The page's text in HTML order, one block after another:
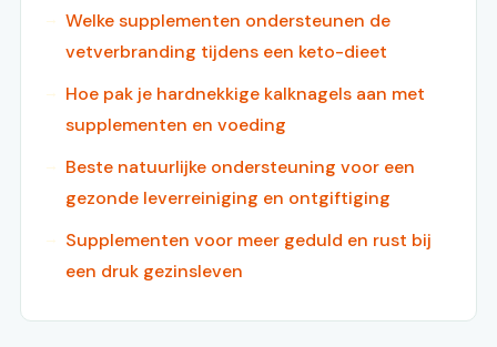
Welke supplementen ondersteunen de
vetverbranding tijdens een keto-dieet
Hoe pak je hardnekkige kalknagels aan met
supplementen en voeding
Beste natuurlijke ondersteuning voor een
gezonde leverreiniging en ontgiftiging
Supplementen voor meer geduld en rust bij
een druk gezinsleven